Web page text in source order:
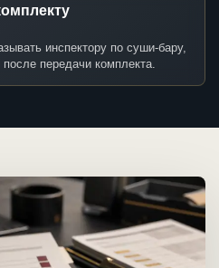
инспектору по суши-бару,
передачи комплекта.